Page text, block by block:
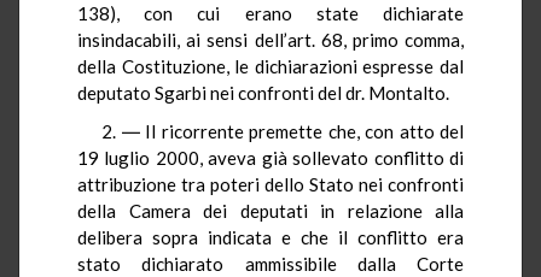
138), con cui erano state dichiarate
insindacabili, ai sensi dell’art. 68, primo comma,
della Costituzione, le dichiarazioni espresse dal
deputato Sgarbi nei confronti del dr. Montalto.
2. ― Il ricorrente premette che, con atto del
19 luglio 2000, aveva già sollevato conflitto di
attribuzione tra poteri dello Stato nei confronti
della Camera dei deputati in relazione alla
delibera sopra indicata e che il conflitto era
stato dichiarato ammissibile dalla Corte